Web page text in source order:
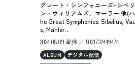
グレート・シンフォニーズ~シベ
ン・ウィリアムズ、マーラー 他(
he Great Symphonies: Sibelius,
s, Mahler...
2024.08.09 配信 ／ 5021732449474
ALBUM デジタル配信